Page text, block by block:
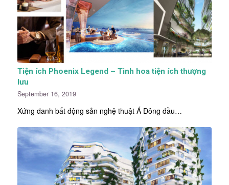
Tiện ích Phoenix Legend – Tinh hoa tiện ích thượng
lưu
September 16, 2019
Xứng danh bất động sản nghệ thuật Á Đông đầu…